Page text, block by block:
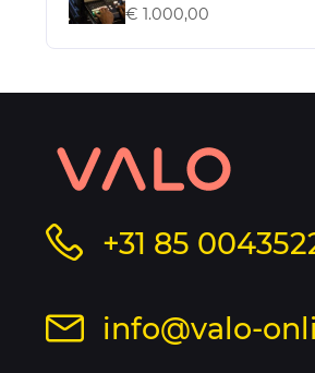
€ 1.000,00
Contact
informatie
sitemap
+31 85
Stuurinfo@valo-